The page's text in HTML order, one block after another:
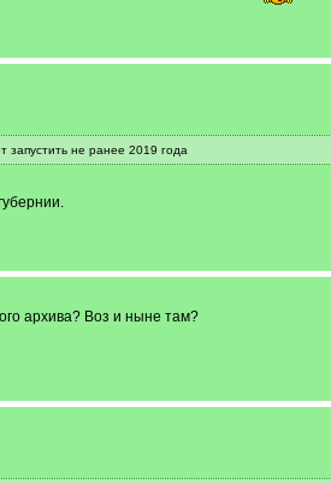
запустить не ранее 2019 года
архива? Воз и ныне там?